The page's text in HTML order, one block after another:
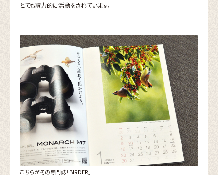
とても精力的に活動をされています。
こちらがその専門誌「BIRDER」